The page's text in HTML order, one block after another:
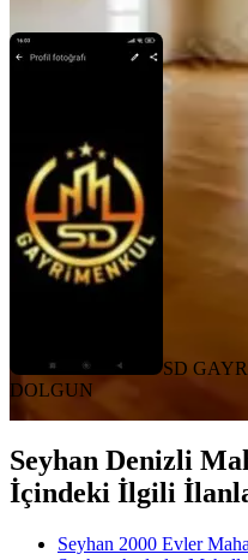
SD
DOLGUN
Seyhan Denizli
İçindeki İlgili
Seyhan 2000 Evler